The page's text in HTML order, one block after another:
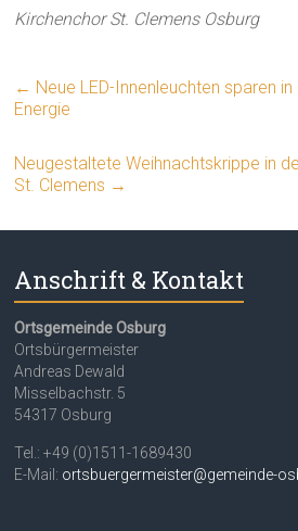
Kirchenchor St. Clemens Osburg
← Neue LED-Innenleuchten sparen in
Energie
Neugestaltete Weihnachtskrippe in
St. Clemens →
Anschrift & Kontakt
Ortsgemeinde Osburg
Ortsbürgermeister
Andreas Dewald
Misselbachstr. 5
54317 Osburg
Tel.: +49 (0)1511-1689430
E-Mail: ortsbuergermeister@gemeinde-